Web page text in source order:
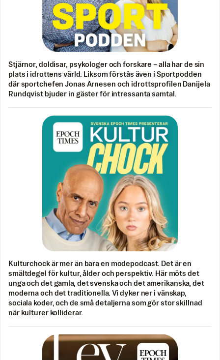
Stjärnor, doldisar, psykologer och forskare – alla har de sin
plats i idrottens värld. Liksom förstås även i Sportpodden
där sportchefen Jonas Arnesen och idrottsprofilen Danijela
Rundqvist bjuder in gäster för intressanta samtal.
Kulturchock är mer än bara en modepodcast. Det är en
smältdegel för kultur, ålder och perspektiv. Här möts det
unga och det gamla, det svenska och det amerikanska, det
moderna och det traditionella. Vi dyker ner i vänskap,
sociala koder, och de små detaljerna som gör stor skillnad
när kulturer kolliderar.